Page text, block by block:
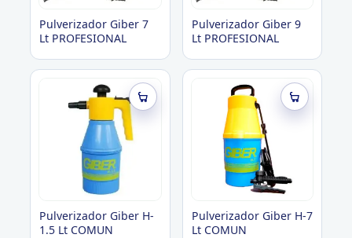
Pulverizador Giber 7
Lt PROFESIONAL
Pulverizador Giber 9
Lt PROFESIONAL
Pulverizador Giber H-
1.5 Lt COMUN
Pulverizador Giber H-7
Lt COMUN